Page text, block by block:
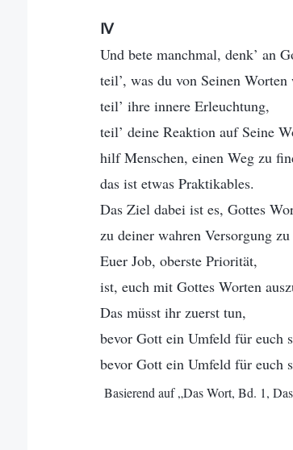
Ⅳ
Und bete manchmal, denk’ an
teil’, was du von Seinen Worten
teil’ ihre innere Erleuchtung,
teil’ deine Reaktion auf Seine
hilf Menschen, einen Weg zu
das ist etwas Praktikables.
Das Ziel dabei ist es, Gottes
zu deiner wahren Versorgung zu
Euer Job, oberste Priorität,
ist, euch mit Gottes Worten
Das müsst ihr zuerst tun,
bevor Gott ein Umfeld für euch
bevor Gott ein Umfeld für euch
Basierend auf „Das Wort, Bd. 1,